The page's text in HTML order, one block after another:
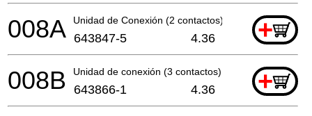
Unidad de Conexión (2 contactos) +
008A 643847-5 4.36
Unidad de conexión (3 contactos) +
008B 643866-1 4.36